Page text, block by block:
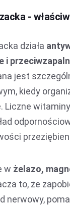
-
działa
i
jest
kiedy
Liczne
w żelazo,
to, że
nerwowy,